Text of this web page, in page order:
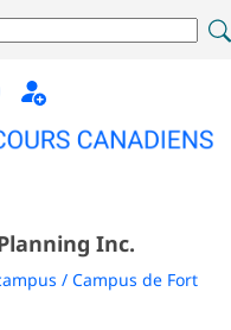
Inc.
/ Campus de Fort